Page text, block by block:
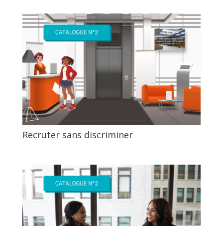
Recruter sans discriminer